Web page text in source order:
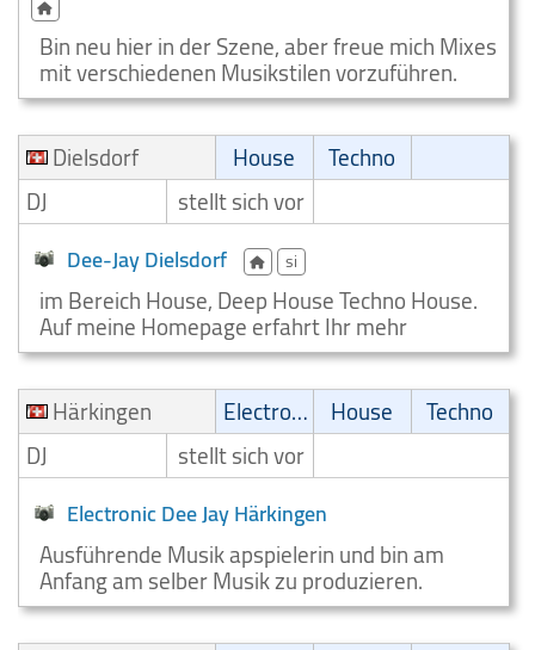
Bin neu hier in der Szene, aber freue mich Mixes
mit verschiedenen Musikstilen vorzuführen.
Dielsdorf
House
Techno
DJ
stellt sich vor
Dee-Jay Dielsdorf si
im Bereich House, Deep House Techno House.
Auf meine Homepage erfahrt Ihr mehr
Härkingen
Electronic House
Techno
DJ
stellt sich vor
Electronic Dee Jay Härkingen
Ausführende Musik apspielerin und bin am
Anfang am selber Musik zu produzieren.